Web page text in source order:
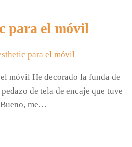
para el móvil
móvil He decorado la funda de
de tela de encaje que tuve
me…